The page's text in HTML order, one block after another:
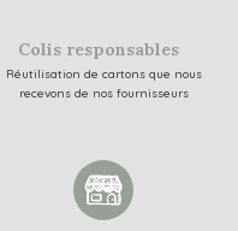
Colis responsables
Réutilisation de cartons que nous
recevons de nos fournisseurs